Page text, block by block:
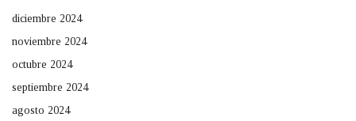
diciembre 2024
noviembre 2024
octubre 2024
septiembre 2024
agosto 2024